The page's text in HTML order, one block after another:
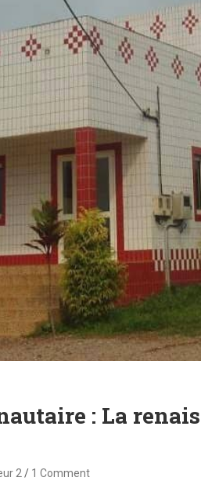
: La
2 1 Comment